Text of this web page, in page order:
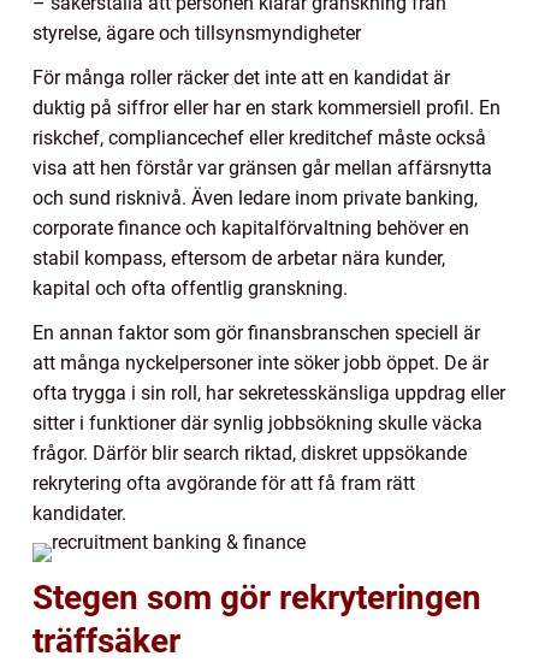
styrelse, ägare och tillsynsmyndigheter
För många roller räcker det inte att en kandidat är
duktig på siffror eller har en stark kommersiell profil. En
riskchef, compliancechef eller kreditchef måste också
visa att hen förstår var gränsen går mellan affärsnytta
och sund risknivå. Även ledare inom private banking,
corporate finance och kapitalförvaltning behöver en
stabil kompass, eftersom de arbetar nära kunder,
kapital och ofta offentlig granskning.
En annan faktor som gör finansbranschen speciell är
att många nyckelpersoner inte söker jobb öppet. De är
ofta trygga i sin roll, har sekretesskänsliga uppdrag eller
sitter i funktioner där synlig jobbsökning skulle väcka
frågor. Därför blir search riktad, diskret uppsökande
rekrytering ofta avgörande för att få fram rätt
kandidater.
Stegen som gör rekryteringen
träffsäker